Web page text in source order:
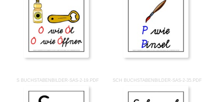
S BUCHSTABENBILDER-SAS-2-19.PDF SCH BUCHSTABENBILDER-SAS-2-35.PDF